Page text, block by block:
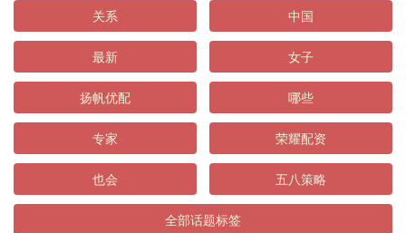
关系 中国
最新 女子
扬帆优配 哪些
专家 荣耀配资
也会 五八策略
全部话题标签